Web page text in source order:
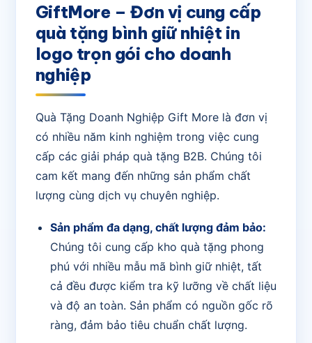
GiftMore – Đơn vị cung cấp
quà tặng bình giữ nhiệt in
logo trọn gói cho doanh
nghiệp
Quà Tặng Doanh Nghiệp Gift More là đơn vị
có nhiều năm kinh nghiệm trong việc cung
cấp các giải pháp quà tặng B2B. Chúng tôi
cam kết mang đến những sản phẩm chất
lượng cùng dịch vụ chuyên nghiệp.
Sản phẩm đa dạng, chất lượng đảm bảo:
Chúng tôi cung cấp kho quà tặng phong
phú với nhiều mẫu mã bình giữ nhiệt, tất
cả đều được kiểm tra kỹ lưỡng về chất liệu
và độ an toàn. Sản phẩm có nguồn gốc rõ
ràng, đảm bảo tiêu chuẩn chất lượng.